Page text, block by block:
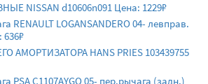
NISSAN d10606n091 Цена: 1229₽
RENAULT LOGANSANDERO 04- левправ.
636₽
АМОРТИЗАТОРА HANS PRIES 103439755
PSA C1107AYGO 05- пер.рычага (задн.)